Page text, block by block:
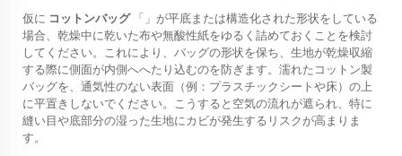
仮に コットンバッグ 「」が平底または構造化された形状をしている
場合、乾燥中に乾いた布や無酸性紙をゆるく詰めておくことを検討
してください。これにより、バッグの形状を保ち、生地が乾燥収縮
する際に側面が内側へへたり込むのを防ぎます。濡れたコットン製
バッグを、通気性のない表面（例：プラスチックシートや床）の上
に平置きしないでください。こうすると空気の流れが遮られ、特に
縫い目や底部分の湿った生地にカビが発生するリスクが高まりま
す。